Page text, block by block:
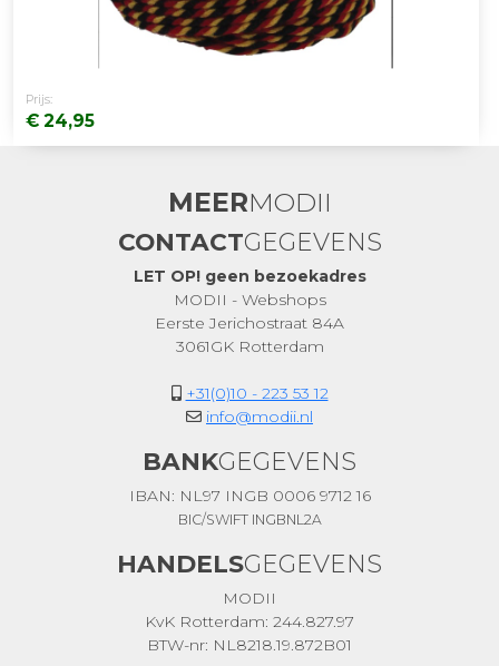
Prijs:
€ 24,95
MEERMODII
CONTACTGEGEVENS
LET OP! geen bezoekadres
MODII - Webshops
Eerste Jerichostraat 84A
3061GK Rotterdam
+31(0)10 - 223 53 12
info@modii.nl
BANKGEGEVENS
IBAN: NL97 INGB 0006 9712 16
BIC/SWIFT INGBNL2A
HANDELSGEGEVENS
MODII
KvK Rotterdam: 244.827.97
BTW-nr: NL8218.19.872B01